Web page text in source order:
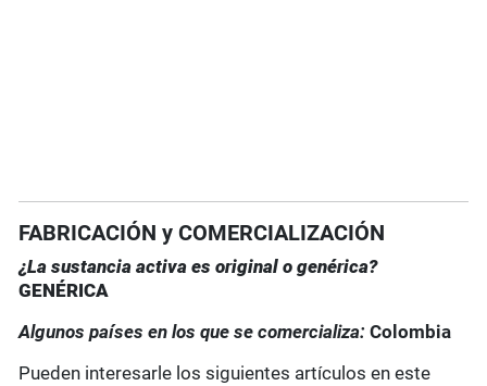
FABRICACIÓN y COMERCIALIZACIÓN
¿La sustancia activa es original o genérica?
GENÉRICA
Algunos países en los que se comercializa:Colombia
Pueden interesarle los siguientes artículos en este